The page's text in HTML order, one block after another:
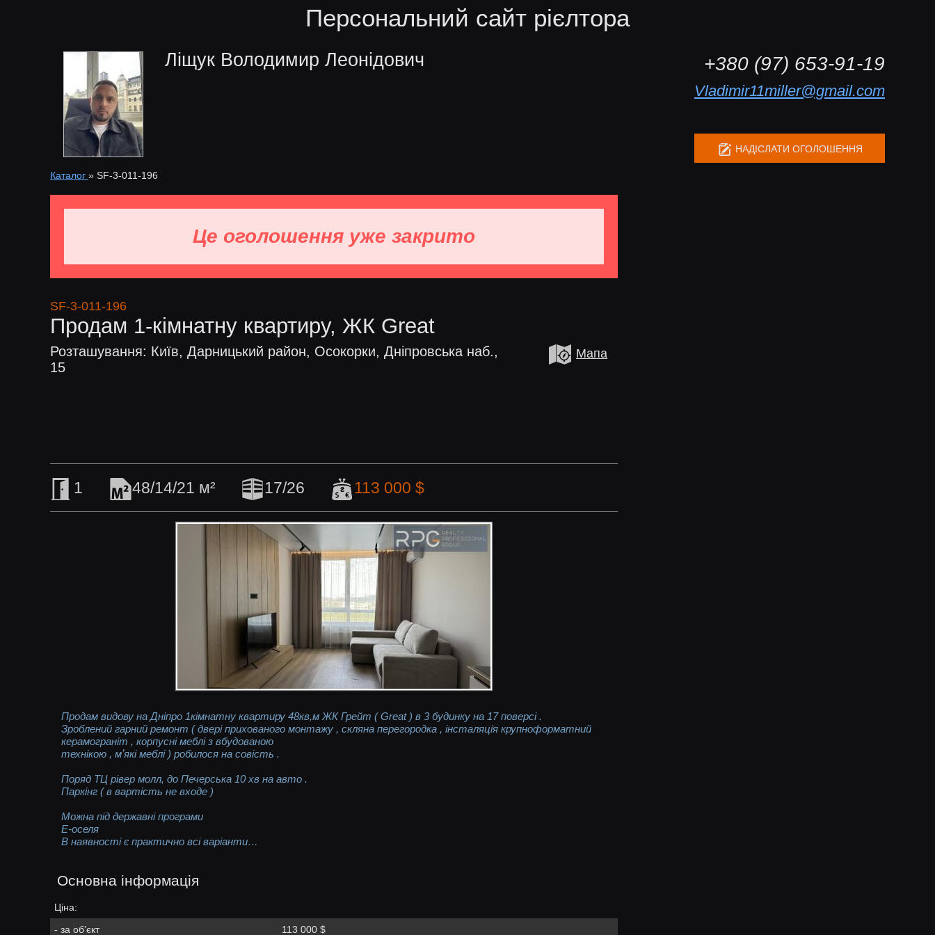
Персональний сайт рієлтора
Ліщук Володимир Леонідович +380 (97) 653-91-19
Vladimir11miller@gmail.com
НАДІСЛАТИ ОГОЛОШЕННЯ
Каталог » SF-3-011-196
Це оголошення уже закрито
SF-3-011-196
Продам 1-кімнатну квартиру, ЖК Great
Розташування: Київ, Дарницький район, Осокорки, Дніпровська наб.,
15
Мапа
1 48/14/21 м² 17/26 113 000 $
Продам видову на Дніпро 1кімнатну квартиру 48кв,м ЖК Грейт ( Great ) в 3 будинку на 17 поверсі .
Зроблений гарний ремонт ( двері прихованого монтажу , скляна перегородка , інсталяція крупноформатний
керамограніт , корпусні меблі з вбудованою
технікою , мʼякі меблі ) робилося на совість .
Поряд ТЦ рівер молл, до Печерська 10 хв на авто .
Паркінг ( в вартість не входе )
Можна під державні програми
Е-оселя
В наявності є практично всі варіанти…
Основна інформація
Ціна:
- за об’єкт
113 000 $